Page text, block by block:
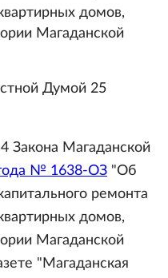
домов,
Магаданской
Думой 25
Закона Магаданской
№ 1638-ОЗ "Об
ремонта
домов,
Магаданской
"Магаданская